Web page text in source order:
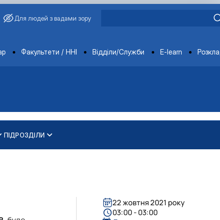
Для людей з вадами зору
Факультети / ННІ Відділи/Служби E-learn
та охорони навколишнього середовища"
ПІДРОЗДІЛИ
22 жовтня 2021 року
03:00 - 03:00